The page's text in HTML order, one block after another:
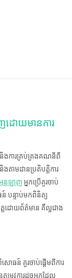
ដោយមានការ
ងការគ្រប់គ្រងគណនីពី
តាមដានប្រតិបត្តិការ
នឡាញ អ្នកប្រើគួរចាប់
បន្ទាប់មកពិនិត្យ
តដោយព័ត៌មាន គឺល្អជាង
ធន៍ គួរចាប់ផ្តើមពីការ
រូវការដូចអ្នកដែល